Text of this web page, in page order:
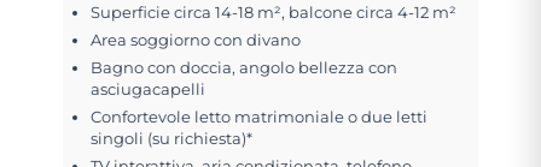
Superficie circa 14-18 m², balcone circa 4-12 m²
Area soggiorno con divano
Bagno con doccia, angolo bellezza con
asciugacapelli
Confortevole letto matrimoniale o due letti
singoli (su richiesta)*